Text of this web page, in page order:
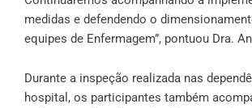
medidas e defendendo o
equipes de Enfermagem”, pontuou Dra.
Durante a inspeção realizada nas
hospital, os participantes também